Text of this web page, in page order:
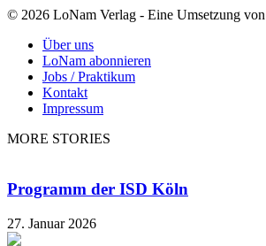
© 2026 LoNam Verlag - Eine Umsetzung von
Über uns
LoNam abonnieren
Jobs / Praktikum
Kontakt
Impressum
MORE STORIES
Programm der ISD Köln
27. Januar 2026